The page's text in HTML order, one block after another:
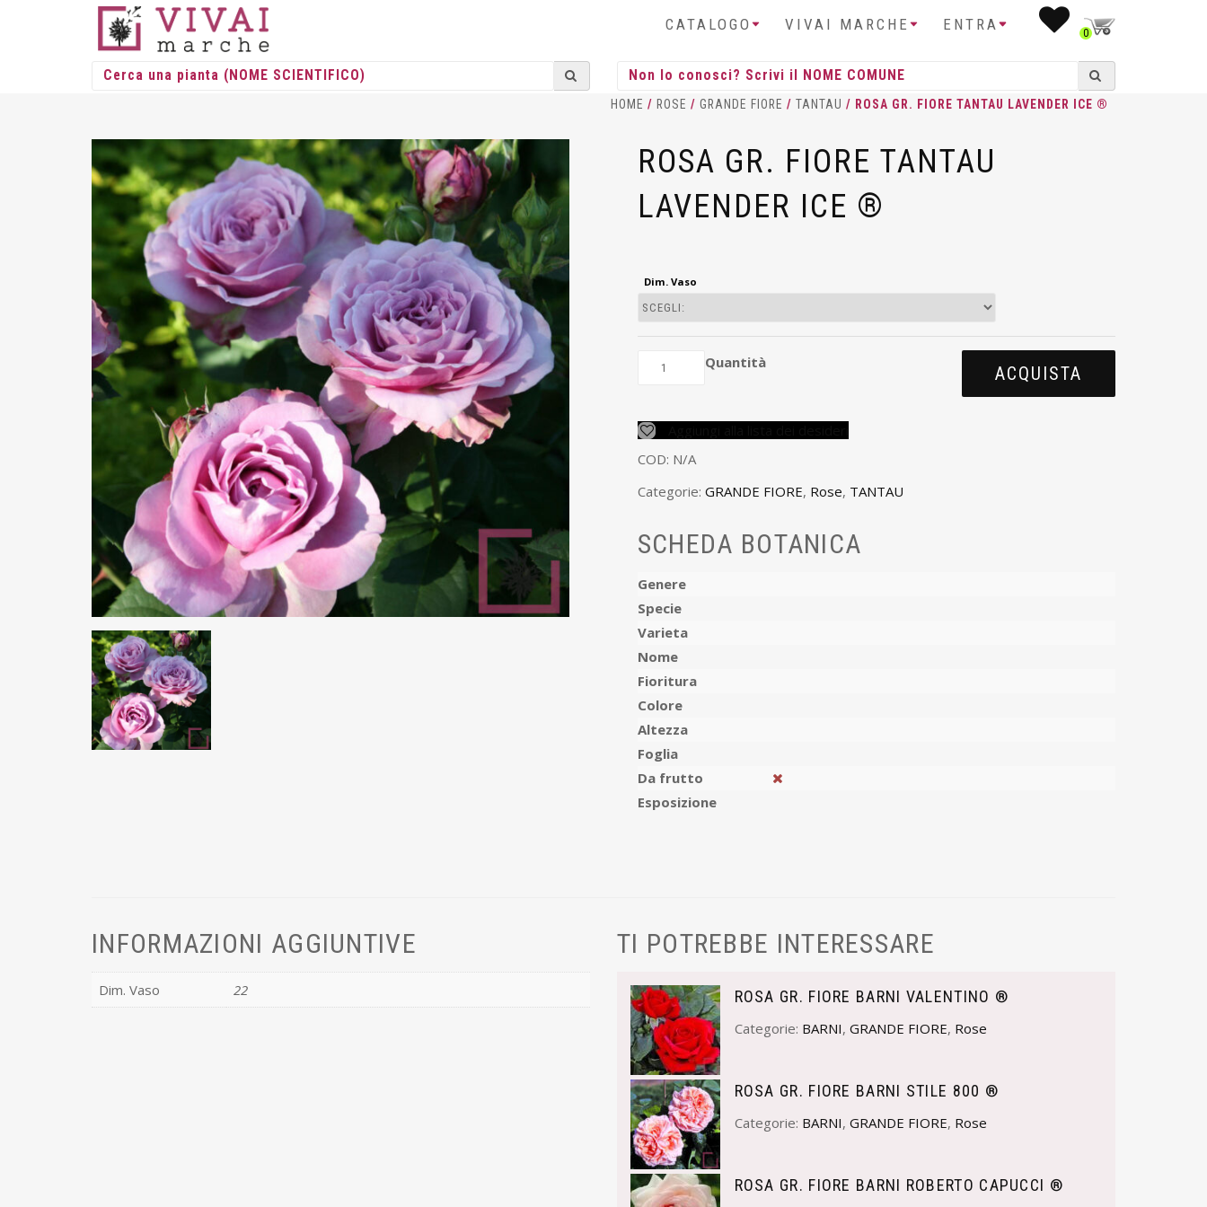
CATALOGO VIVAI MARCHE ENTRA 0
HOME / ROSE / GRANDE FIORE / TANTAU / ROSA GR. FIORE TANTAU LAVENDER ICE ®
ROSA GR. FIORE TANTAU
LAVENDER ICE ®
Dim. Vaso
Quantità
ACQUISTA
COD: N/A
Categorie: GRANDE FIORE, Rose, TANTAU
SCHEDA BOTANICA
Genere
Specie
Varieta
Nome
Fioritura
Colore
Altezza
Foglia
Da frutto
Esposizione
INFORMAZIONI AGGIUNTIVE
Dim. Vaso 22
TI POTREBBE INTERESSARE
ROSA GR. FIORE BARNI VALENTINO ®
Categorie: BARNI, GRANDE FIORE, Rose
ROSA GR. FIORE BARNI STILE 800 ®
Categorie: BARNI, GRANDE FIORE, Rose
ROSA GR. FIORE BARNI ROBERTO CAPUCCI ®